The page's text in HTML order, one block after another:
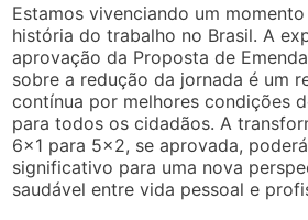
Estamos vivenciando um
história do trabalho no Brasil. A
aprovação da Proposta de
sobre a redução da jornada é um
contínua por melhores condições
para todos os cidadãos. A
6×1 para 5×2, se aprovada,
significativo para uma nova
saudável entre vida pessoal e